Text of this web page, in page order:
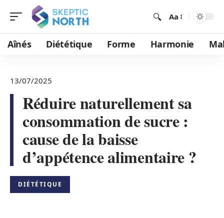
Aa
Aînés Diététique Forme Harmonie
13/07/2025
Réduire naturellement sa
consommation de sucre :
cause de la baisse
d’appétence alimentaire ?
DIÉTÉTIQUE